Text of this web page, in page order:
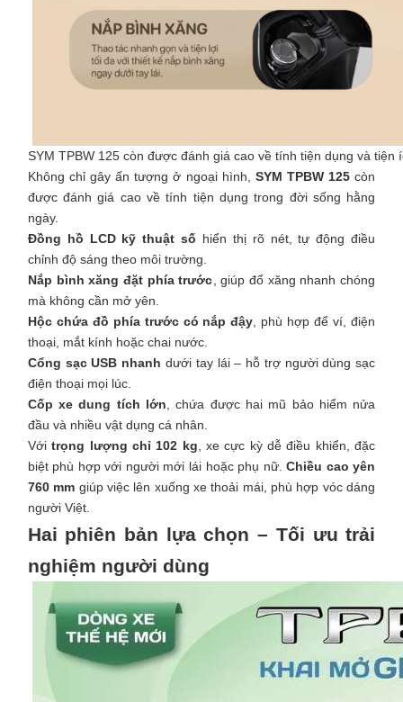
SYM TPBW 125 còn được đánh giá cao về tính tiện dụng và tiện
Không chỉ gây ấn tượng ở ngoại hình, SYM TPBW 125 còn
được đánh giá cao về tính tiện dụng trong đời sống hằng
ngày.
Đồng hồ LCD kỹ thuật số hiển thị rõ nét, tự động điều
chỉnh độ sáng theo môi trường.
Nắp bình xăng đặt phía trước , giúp đổ xăng nhanh chóng
mà không cần mở yên.
Hộc chứa đồ phía trước có nắp đậy , phù hợp để ví, điện
thoại, mắt kính hoặc chai nước.
Cổng sạc USB nhanh dưới tay lái – hỗ trợ người dùng sạc
điện thoại mọi lúc.
Cốp xe dung tích lớn , chứa được hai mũ bảo hiểm nửa
đầu và nhiều vật dụng cá nhân.
Vớitrọng lượng chỉ 102 kg , xe cực kỳ dễ điều khiển, đặc
biệt phù hợp với người mới lái hoặc phụ nữ.Chiều cao yên
760 mm giúp việc lên xuống xe thoải mái, phù hợp vóc dáng
người Việt.
Hai phiên bản lựa chọn – Tối ưu trải
nghiệm người dùng